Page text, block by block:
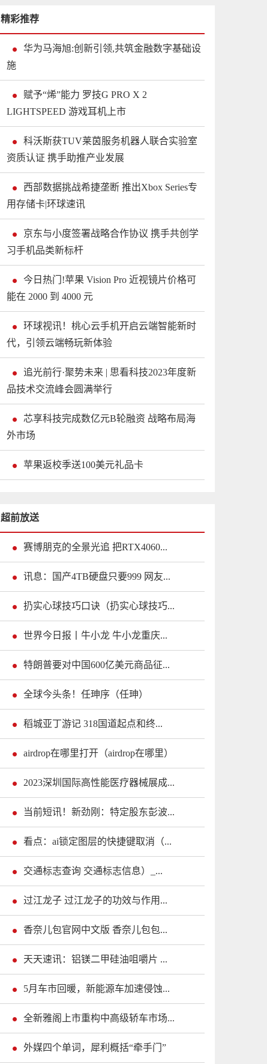
精彩推荐
华为马海旭:创新引领,共筑金融数字基础设
施
赋予“烯”能力 罗技G PRO X 2
LIGHTSPEED 游戏耳机上市
科沃斯获TUV莱茵服务机器人联合实验室
资质认证 携手助推产业发展
西部数据挑战希捷垄断 推出Xbox Series专
用存储卡|环球速讯
京东与小度签署战略合作协议 携手共创学
习手机品类新标杆
今日热门!苹果 Vision Pro 近视镜片价格可
能在 2000 到 4000 元
环球视讯！桃心云手机开启云端智能新时
代，引领云端畅玩新体验
追光前行·聚势未来 | 思看科技2023年度新
品技术交流峰会圆满举行
芯享科技完成数亿元B轮融资 战略布局海
外市场
苹果返校季送100美元礼品卡
超前放送
赛博朋克的全景光追 把RTX4060...
讯息：国产4TB硬盘只要999 网友...
扔实心球技巧口诀（扔实心球技巧...
世界今日报丨牛小龙 牛小龙重庆...
特朗普要对中国600亿美元商品征...
全球今头条！任珅序（任珅）
稻城亚丁游记 318国道起点和终...
airdrop在哪里打开（airdrop在哪里）
2023深圳国际高性能医疗器械展成...
当前短讯！新劲刚：特定股东彭波...
看点：ai锁定图层的快捷键取消（...
交通标志查询 交通标志信息）_...
过江龙子 过江龙子的功效与作用...
香奈儿包官网中文版 香奈儿包包...
天天速讯：铝镁二甲硅油咀嚼片 ...
5月车市回暖，新能源车加速侵蚀...
全新雅阁上市重构中高级轿车市场...
外媒四个单词，犀利概括“牵手门”